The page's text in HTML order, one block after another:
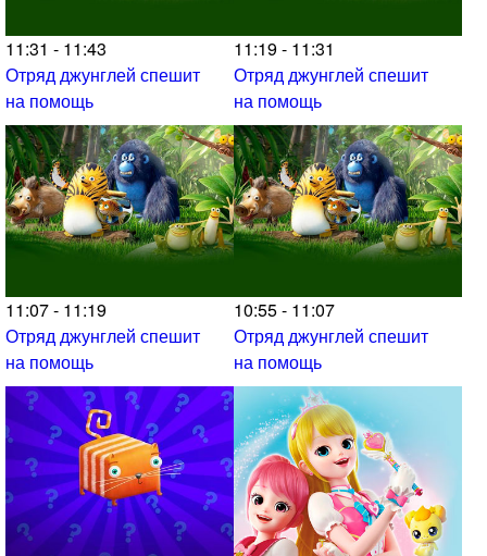
11:31 - 11:43
Отряд джунглей спешит
на помощь
11:19 - 11:31
Отряд джунглей спешит
на помощь
11:07 - 11:19
Отряд джунглей спешит
на помощь
10:55 - 11:07
Отряд джунглей спешит
на помощь